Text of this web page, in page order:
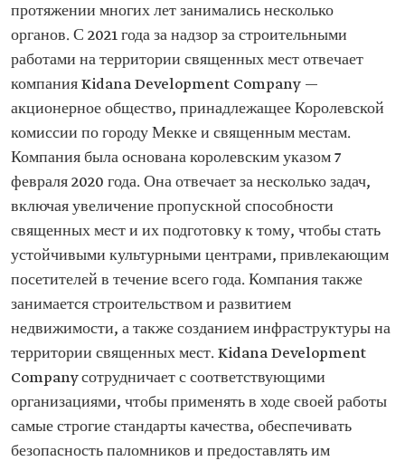
протяжении многих лет занимались несколько
органов. С 2021 года за надзор за строительными
работами на территории священных мест отвечает
компания Kidana Development Company —
акционерное общество, принадлежащее Королевской
комиссии по городу Мекке и священным местам.
Компания была основана королевским указом 7
февраля 2020 года. Она отвечает за несколько задач,
включая увеличение пропускной способности
священных мест и их подготовку к тому, чтобы стать
устойчивыми культурными центрами, привлекающим
посетителей в течение всего года. Компания также
занимается строительством и развитием
недвижимости, а также созданием инфраструктуры на
территории священных мест. Kidana Development
Company сотрудничает с соответствующими
организациями, чтобы применять в ходе своей работы
самые строгие стандарты качества, обеспечивать
безопасность паломников и предоставлять им